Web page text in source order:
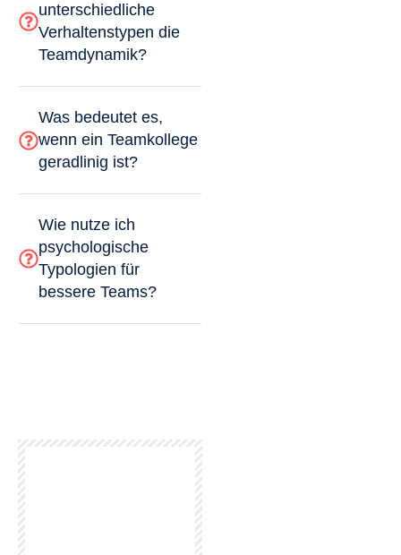
unterschiedliche
Verhaltenstypen die
Teamdynamik?
Was bedeutet es,
wenn ein Teamkollege
geradlinig ist?
Wie nutze ich
psychologische
Typologien für
bessere Teams?